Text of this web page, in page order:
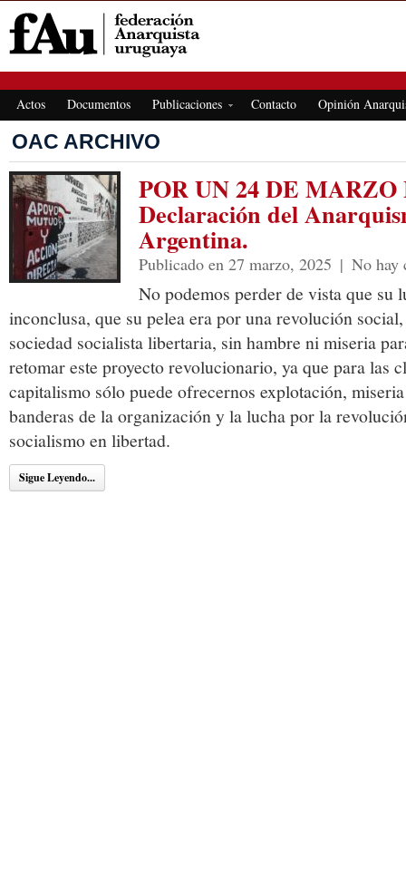
Actos Documentos Publicaciones Contacto Opinión
OAC ARCHIVO
POR UN 24 DE
Declaración del
Argentina.
Publicado en 27 marzo, 2025 | No hay
No podemos perder de vista que su
inconclusa, que su pelea era por una revolución
sociedad socialista libertaria, sin hambre ni miseria
retomar este proyecto revolucionario, ya que para las
capitalismo sólo puede ofrecernos explotación,
banderas de la organización y la lucha por la
socialismo en libertad.
Sigue Leyendo...